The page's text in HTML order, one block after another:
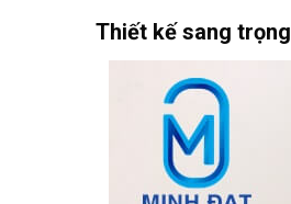
Thiết kế sang trọng